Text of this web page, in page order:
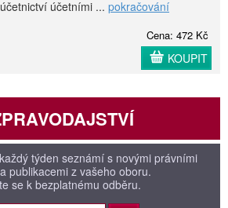
účetními ... pokračování
Cena: 472 Kč
KOUPIT
týden seznámí s novými právními
publikacemi z vašeho oboru.
se k bezplatnému odběru.